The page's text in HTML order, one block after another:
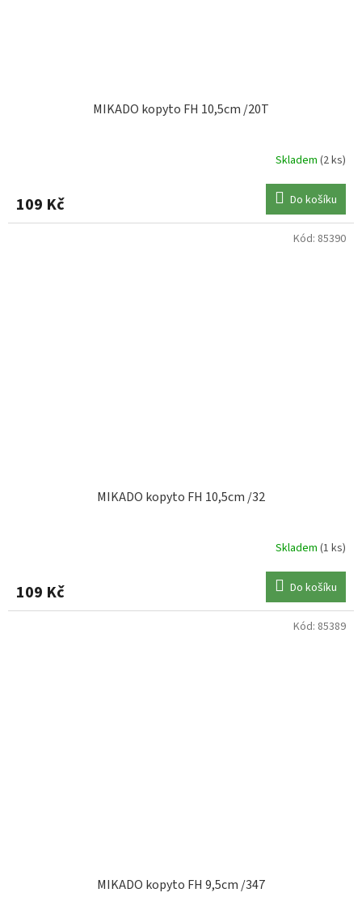
MIKADO kopyto FH 10,5cm /20T
Skladem (2 ks)
109 Kč Do košíku
MIKADO kopyto FH 10,5cm /32
Skladem (1 ks)
109 Kč Do košíku
Kód: 85390
MIKADO kopyto FH 9,5cm /347
Kód: 85389